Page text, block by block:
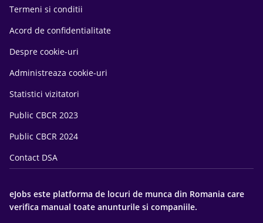
Termeni si conditii
Acord de confidentialitate
Despre cookie-uri
Administreaza cookie-uri
Statistici vizitatori
Public CBCR 2023
Public CBCR 2024
Contact DSA
eJobs este platforma de locuri de munca din Romania care
verifica manual toate anunturile si companiile.